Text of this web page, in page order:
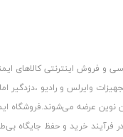
فروش اینترنتی کالاهای
وایرلس و رادیو
عرضه می‏‏‏‌شوند.فروشگاه ایمن
فرآیند خرید و حفظ جایگاه